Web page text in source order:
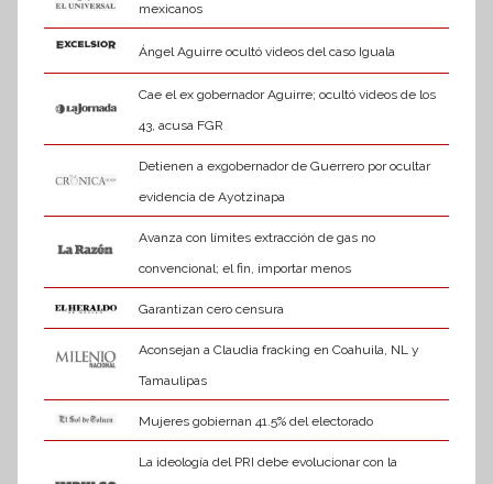
mexicanos
Ángel Aguirre ocultó videos del caso Iguala
Cae el ex gobernador Aguirre; ocultó videos de los
43, acusa FGR
Detienen a exgobernador de Guerrero por ocultar
evidencia de Ayotzinapa
Avanza con límites extracción de gas no
convencional; el fin, importar menos
Garantizan cero censura
Aconsejan a Claudia fracking en Coahuila, NL y
Tamaulipas
Mujeres gobiernan 41.5% del electorado
La ideología del PRI debe evolucionar con la